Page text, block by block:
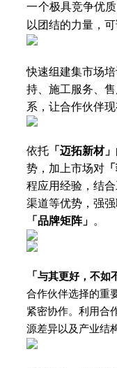
一个极具竞争优
以团结的力量，可
快速组建集市场
持、施工服务、
系，让合作伙伴
依托 「迈拓新材」
势，加上市场对
程应用经验，结
渠道等优势，强
「品牌矩阵」 。
「与其更好，不如
合作伙伴选择的重
紧密协作。利用合
源差异以及产业结